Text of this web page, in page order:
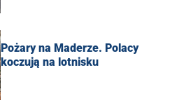
Pożary na Maderze. Polacy
koczują na lotnisku